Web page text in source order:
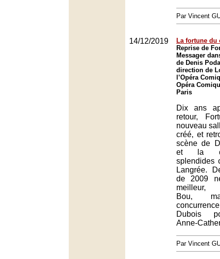
Par Vincent
14/12/2019
La fortune du
Reprise de
Messager
de Denis
direction de
l’Opéra
Opéra
Paris
Dix ans
retour,
nouveau
créé, et
scène de
et la
splendides
Langrée.
de 2009
meilleur,
Bou,
Dubois
Anne-
Par Vincent